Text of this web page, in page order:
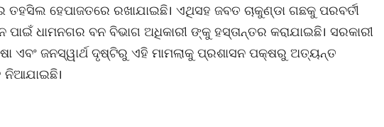
ତହସିଲ ହେପାଜତରେ ରଖାଯାଇଛି। ଏଥିସହ ଜବତ ଚାକୁଣ୍ଡା ଗଛକୁ ପରବର୍ତୀ
ପାଇଁ ଧାମନଗର ବନ ବିଭାଗ ଅଧିକାରୀ ଙ୍କୁ ହସ୍ତାନ୍ତର କରାଯାଇଛି। ସରକାରୀ
ଏବଂ ଜନସ୍ୱାର୍ଥ ଦୃଷ୍ଟିରୁ ଏହି ମାମଲାକୁ ପ୍ରଶାସନ ପକ୍ଷରୁ ଅତ୍ୟନ୍ତ